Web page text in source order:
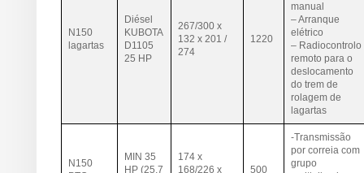
N150
lagartas
Diésel
KUBOTA
D1105
25 HP
267/300 x
132 x 201 /
274
1220
manual
– Arranque
elétrico
– Radiocontrolo
remoto para o
deslocamento
do trem de
rolagem de
lagartas
N150
MIN 35
HP (25,7
174 x
168/226 x
500
-Transmissão
por correia com
grupo